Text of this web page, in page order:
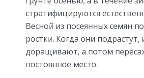
стратифицируются
Весной из посеянных семян
ростки. Когда они
доращивают, а потом
постоянное место.